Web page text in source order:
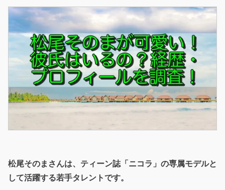
松尾そのまさんは、ティーン誌「ニコラ」の専属モデルと
して活躍する若手タレントです。